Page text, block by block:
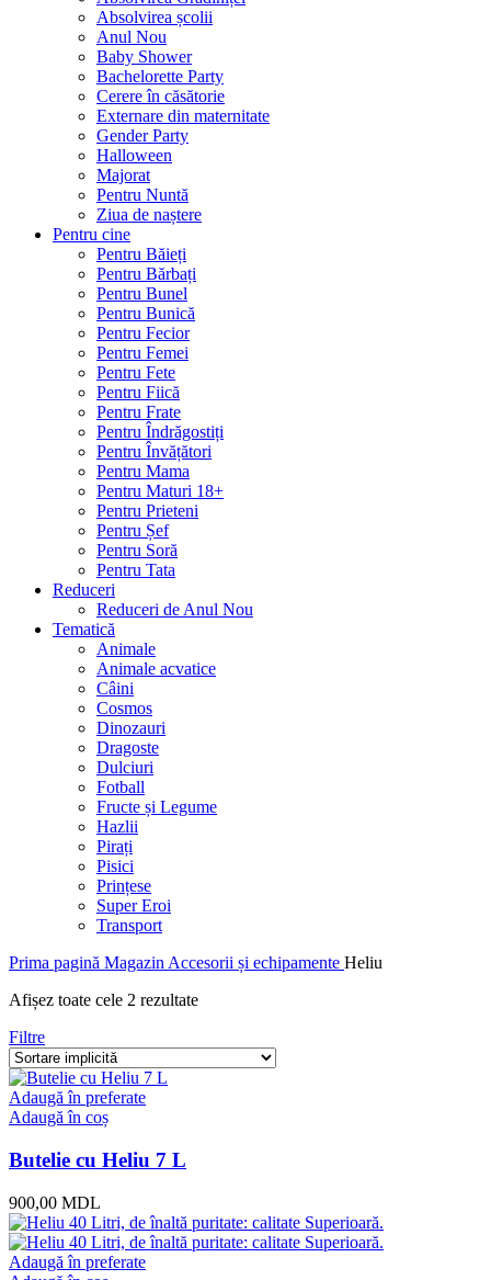
Absolvirea școlii
Anul Nou
Baby Shower
Bachelorette Party
Cerere în căsătorie
Externare din maternitate
Gender Party
Halloween
Majorat
Pentru Nuntă
Ziua de naștere
Pentru cine
Pentru Băieți
Pentru Bărbați
Pentru Bunel
Pentru Bunică
Pentru Fecior
Pentru Femei
Pentru Fete
Pentru Fiică
Pentru Frate
Pentru Îndrăgostiți
Pentru Învățători
Pentru Mama
Pentru Maturi 18+
Pentru Prieteni
Pentru Șef
Pentru Soră
Pentru Tata
Reduceri
Reduceri de Anul Nou
Tematică
Animale
Animale acvatice
Câini
Cosmos
Dinozauri
Dragoste
Dulciuri
Fotball
Fructe și Legume
Hazlii
Pirați
Pisici
Prințese
Super Eroi
Transport
Prima pagină MagazinAccesorii și echipamente Heliu
Afișez toate cele 2 rezultate
Filtre
Adaugă în preferate
Adaugă în coș
Butelie cu Heliu 7 L
900,00 MDL
Adaugă în preferate